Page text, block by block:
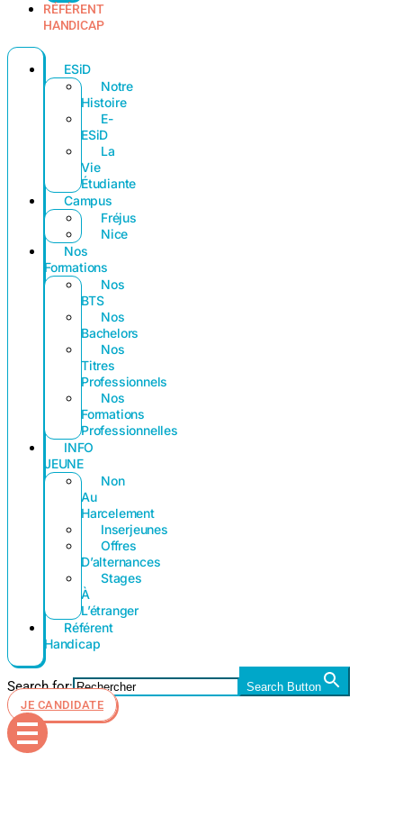
RÉFÉRENT
HANDICAP
ESiD
Notre
Histoire
E-
ESiD
La
Vie
Étudiante
Campus
Fréjus
Nice
Nos
Formations
Nos
BTS
Nos
Bachelors
Nos
Titres
Professionnels
Nos
Formations
Professionnelles
INFO
JEUNE
Non
Au
Harcelement
Inserjeunes
Offres
D’alternances
Stages
À
L’étranger
Référent
Handicap
Search for:
Search Button
JE CANDIDATE